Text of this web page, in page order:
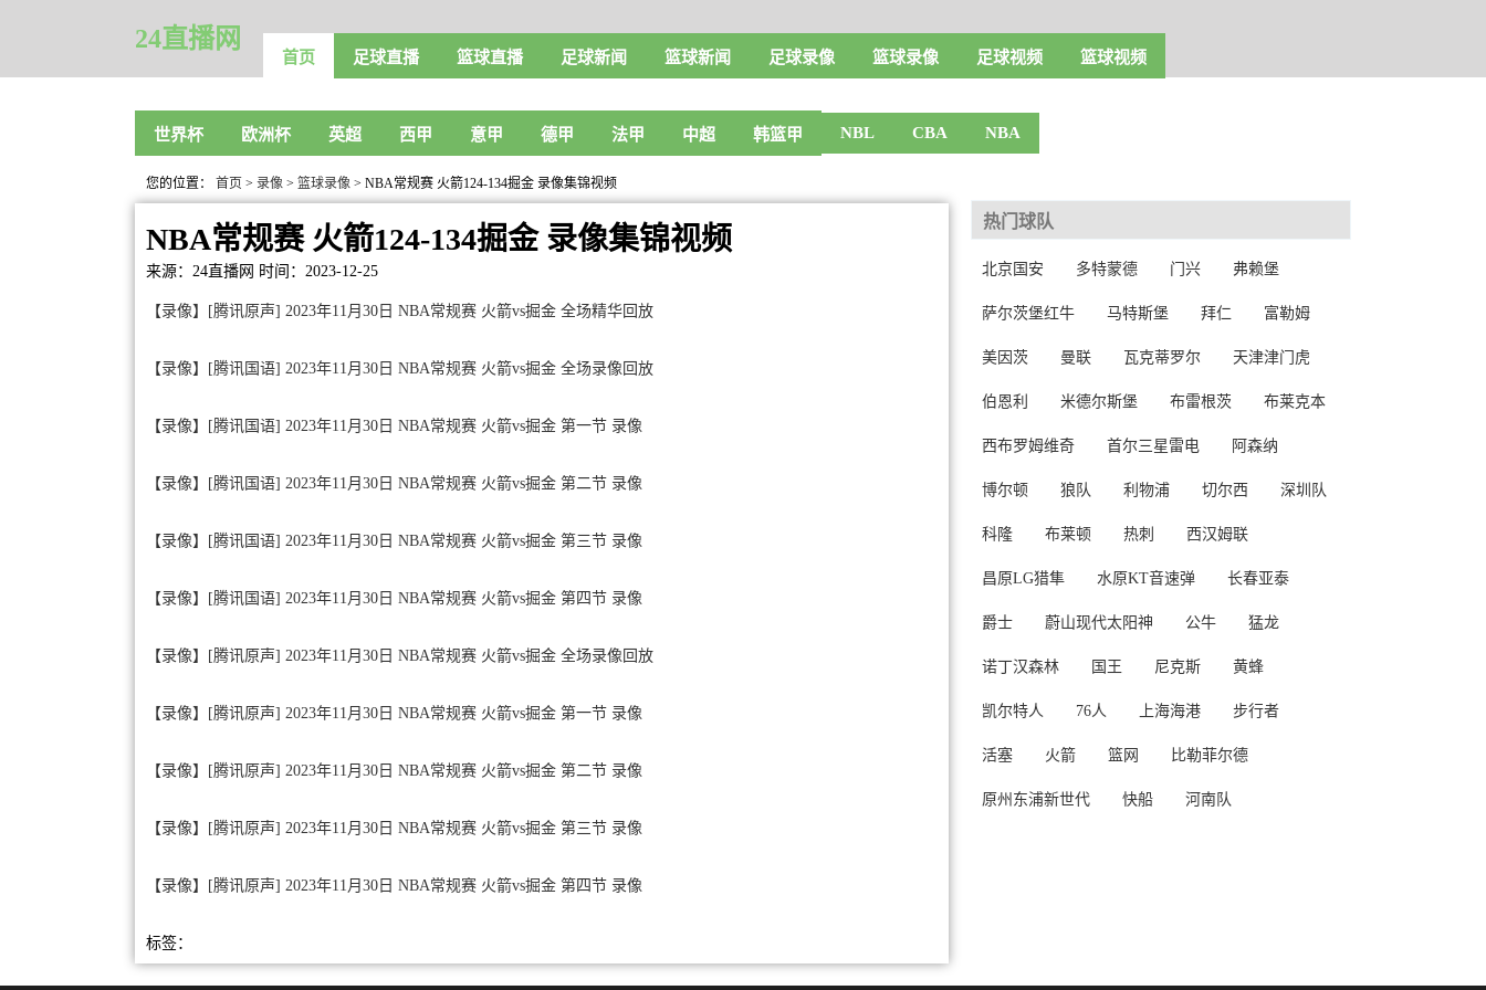
24直播网
首页 足球直播 篮球直播 足球新闻 篮球新闻 足球录像 篮球录像 足球视频 篮球视频
世界杯 欧洲杯 英超 西甲 意甲 德甲 法甲 中超 韩篮甲 NBL CBA NBA
您的位置： 首页 > 录像 > 篮球录像 > NBA常规赛 火箭124-134掘金 录像集锦视频
NBA常规赛 火箭124-134掘金 录像集锦视频
来源：24直播网 时间：2023-12-25
【录像】[腾讯原声] 2023年11月30日 NBA常规赛 火箭vs掘金 全场精华回放
【录像】[腾讯国语] 2023年11月30日 NBA常规赛 火箭vs掘金 全场录像回放
【录像】[腾讯国语] 2023年11月30日 NBA常规赛 火箭vs掘金 第一节 录像
【录像】[腾讯国语] 2023年11月30日 NBA常规赛 火箭vs掘金 第二节 录像
【录像】[腾讯国语] 2023年11月30日 NBA常规赛 火箭vs掘金 第三节 录像
【录像】[腾讯国语] 2023年11月30日 NBA常规赛 火箭vs掘金 第四节 录像
【录像】[腾讯原声] 2023年11月30日 NBA常规赛 火箭vs掘金 全场录像回放
【录像】[腾讯原声] 2023年11月30日 NBA常规赛 火箭vs掘金 第一节 录像
【录像】[腾讯原声] 2023年11月30日 NBA常规赛 火箭vs掘金 第二节 录像
【录像】[腾讯原声] 2023年11月30日 NBA常规赛 火箭vs掘金 第三节 录像
【录像】[腾讯原声] 2023年11月30日 NBA常规赛 火箭vs掘金 第四节 录像
标签：
热门球队
北京国安 多特蒙德 门兴 弗赖堡
萨尔茨堡红牛 马特斯堡 拜仁 富勒姆
美因茨 曼联 瓦克蒂罗尔 天津津门虎
伯恩利 米德尔斯堡 布雷根茨 布莱克本
西布罗姆维奇 首尔三星雷电 阿森纳
博尔顿 狼队 利物浦 切尔西 深圳队
科隆 布莱顿 热刺 西汉姆联
昌原LG猎隼 水原KT音速弹 长春亚泰
爵士 蔚山现代太阳神 公牛 猛龙
诺丁汉森林 国王 尼克斯 黄蜂
凯尔特人 76人 上海海港 步行者
活塞 火箭 篮网 比勒菲尔德
原州东浦新世代 快船 河南队